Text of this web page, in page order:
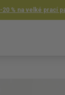
20 % na velké prací